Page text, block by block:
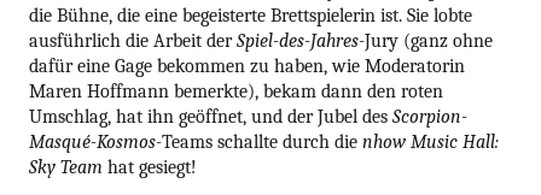
die Bühne, die eine begeisterte Brettspielerin ist. Sie lobte
ausführlich die Arbeit derSpiel-des-Jahres-Jury (ganz ohne
dafür eine Gage bekommen zu haben, wie Moderatorin
Maren Hoffmann bemerkte), bekam dann den roten
Umschlag, hat ihn geöffnet, und der Jubel des Scorpion-
Masqué-Kosmos-Teams schallte durch die nhow Music Hall:
Sky Team hat gesiegt!